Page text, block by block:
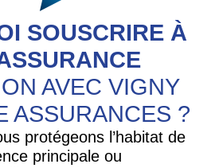
SOUSCRIRE À
AVEC VIGNY
ASSURANCES ?
protégeons l’habitat de
principale ou